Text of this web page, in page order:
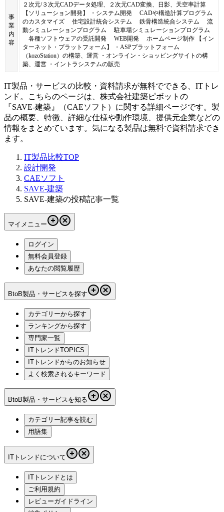
事
業
内
容
２次元/３次元CADデータ処理、２次元CAD変換、日影、天空率計算
【ソリューション開発】 ・システム開発 CADや構造計算プログラム
のカスタマイズ 住宅設計統合システム 鉄骨構造統合システム 流
動シミュレーションプログラム 駐車場シミュレーションプログラム
各種ソフトウェアの受託開発 WEB開発 ホームページ制作 【イン
ターネット・プラットフォーム】 ・ASPプラットフォーム
（kozoStation）の構築、運営 ・オンライン・ショッピングサイトの構
築、運営 ・イントラシステムの販売
IT製品・サービスの比較・資料請求が無料でできる、ITトレ
ンド。こちらのページは、 株式会社建築ピボット の
『SAVE-建築 』（CAEソフト ）に関する詳細ページです。製
品の概要、特徴、詳細な仕様や動作環境、提供元企業などの
情報をまとめています。気になる製品は無料で資料請求でき
ます。
IT製品比較TOP
設計開発
CAEソフト
SAVE-建築
SAVE-建築の投稿記事一覧
マイメニュー
ログイン
無料会員登録
あなたの閲覧履歴
BtoB製品・サービスを探す
カテゴリーから探す
ランキングから探す
専門家一覧
ITトレンドTOPICS
ITトレンドからのお知らせ
よく検索されるキーワード
BtoB製品・サービスを知る
カテゴリー記事を読む
用語集
ITトレンドについて
ITトレンドとは
ご利用規約
レビューガイドライン